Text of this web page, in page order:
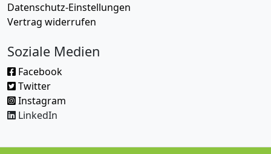
Datenschutz-Einstellungen
Vertrag widerrufen
Soziale Medien
Facebook
Twitter
Instagram
LinkedIn